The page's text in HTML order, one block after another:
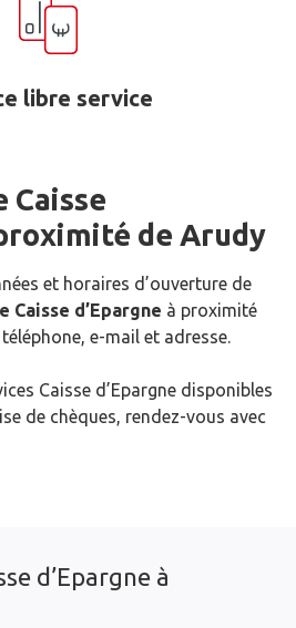
libre service
Caisse
de Arudy
et horaires d’ouverture de
Caisse d’Epargne à proximité
e-mail et adresse.
Caisse d’Epargne disponibles
de chèques, rendez-vous avec
d’Epargne à